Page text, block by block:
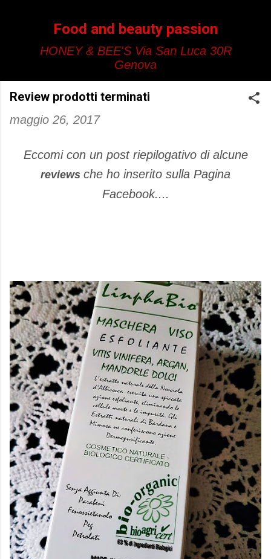
Food and beauty passion
HONEY & BEE'S Via San Luca 30R
Genova
Review prodotti terminati
maggio 26, 2017
Eccomi con un post riepilogativo di alcune
reviews che ho inserito sulla Pagina
Facebook....